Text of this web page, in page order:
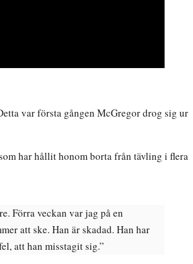
var första gången McGregor drog sig ur
har hållit honom borta från tävling i flera
Förra veckan var jag på en
att ske. Han är skadad. Han har
att han misstagit sig.”